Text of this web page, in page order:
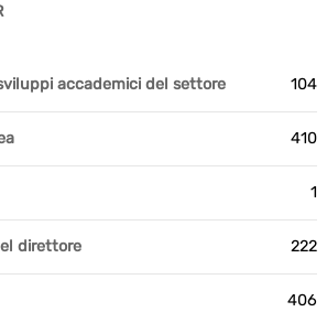
accademici del settore 104
410
1
direttore 222
406